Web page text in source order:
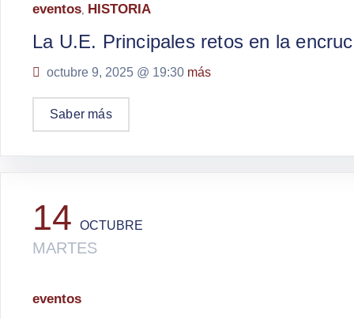
eventos HISTORIA
La U.E. Principales retos en la
octubre 9, 2025 @ 19:30 más
Saber más
14OCTUBRE
MARTES
eventos